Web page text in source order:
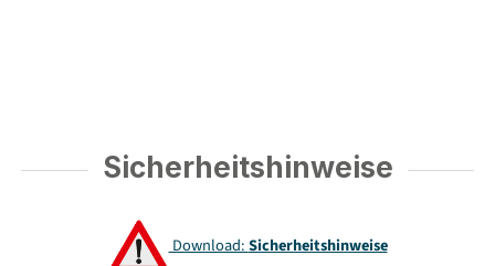
Sicherheitshinweise
Download:Sicherheitshinweise